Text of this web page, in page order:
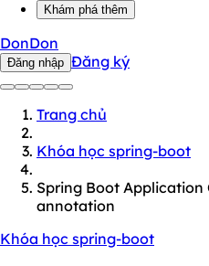
Khám phá thêm
DonDon
Đăng nhập Đăng ký
Trang chủ
Khóa học spring-boot
Spring Boot Application
annotation
Khóa học spring-boot